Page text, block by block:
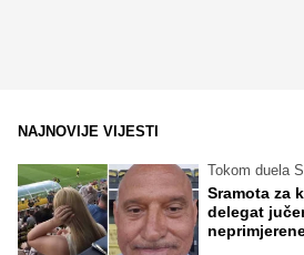
NAJNOVIJE VIJESTI
Tokom duela
Sramota za
delegat